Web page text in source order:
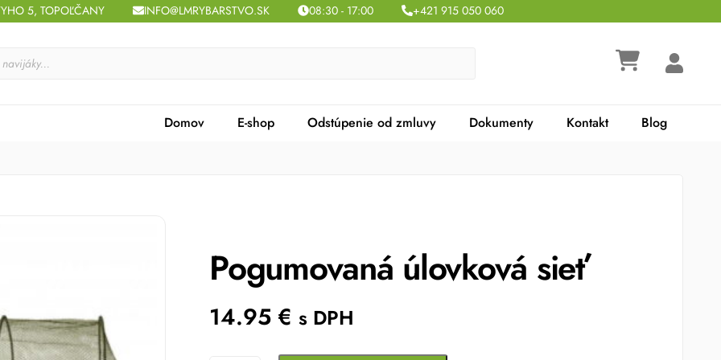
5, TOPOĽČANY INFO@LMRYBARSTVO.SK 08:30 - 17:00 +421 915 050 060
Domov E-shop Odstúpenie od zmluvy Dokumenty Kontakt Blog
Pogumovaná úlovková sieť
14.95 € s DPH